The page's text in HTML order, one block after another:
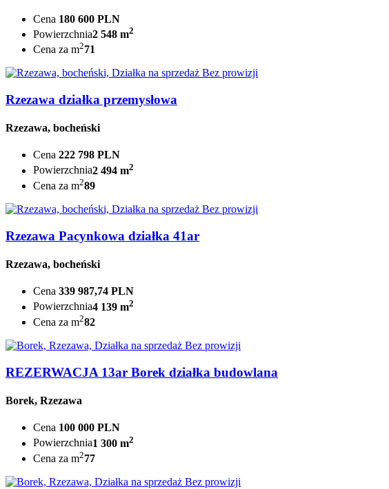
Cena 180 600 PLN
Powierzchnia2 548 m2
Cena za m271
Bez prowizji
Rzezawa działka przemysłowa
Rzezawa, bocheński
Cena 222 798 PLN
Powierzchnia2 494 m2
Cena za m289
Bez prowizji
Rzezawa Pacynkowa działka 41ar
Rzezawa, bocheński
Cena 339 987,74 PLN
Powierzchnia4 139 m2
Cena za m282
Bez prowizji
REZERWACJA 13ar Borek działka budowlana
Borek, Rzezawa
Cena 100 000 PLN
Powierzchnia1 300 m2
Cena za m277
Bez prowizji